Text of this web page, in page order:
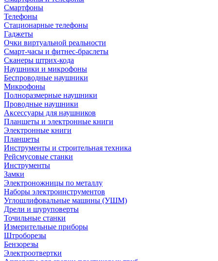
Смартфоны
Телефоны
Стационарные телефоны
Гаджеты
Очки виртуальной реальности
Смарт-часы и фитнес-браслеты
Сканеры штрих-кода
Наушники и микрофоны
Беспроводные наушники
Микрофоны
Полноразмерные наушники
Проводные наушники
Аксессуары для наушников
Планшеты и электронные книги
Электронные книги
Планшеты
Инструменты и строительная техника
Рейсмусовые станки
Инструменты
Замки
Электроножницы по металлу
Наборы электроинструментов
Углошлифовальные машины (УШМ)
Дрели и шуруповерты
Точильные станки
Измерительные приборы
Штроборезы
Бензорезы
Электроотвертки